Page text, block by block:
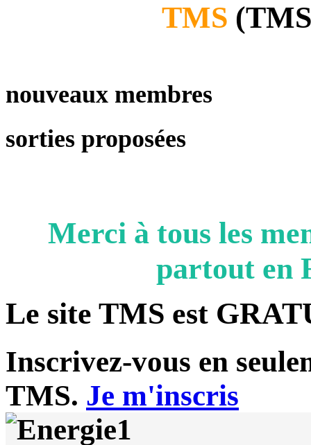
TMS
nouveaux membres
sorties proposées
Merci à tous les
partout en
Le site TMS est
Inscrivez-vous en
TMS. Je m'inscris